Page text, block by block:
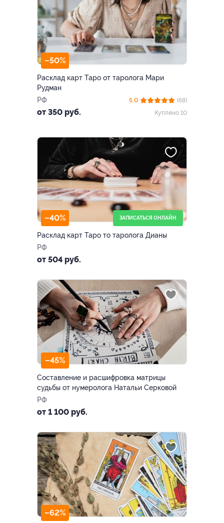
–50%
Расклад карт Таро от таролога Мари
Рудман
РФ
от 350 руб.
5.0
(68)
Куплено 10
–40% ЗАПИСАТЬСЯ ОНЛАЙН
Расклад карт Таро то таролога Дианы
РФ
от 504 руб.
–45%
Составление и расшифровка матрицы
судьбы от нумеролога Натальи Серковой
РФ
от 1 100 руб.
–62%